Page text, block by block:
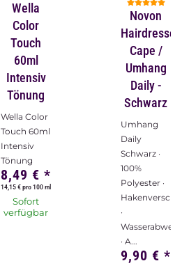
Wella
Color
Touch
60ml
Intensiv
Tönung
Wella Color
Touch 60ml
Intensiv
Tönung
8,49 € *
14,15 € pro 100 ml
Sofort
verfügbar
Novon
Hairdresser
Cape /
Umhang
Daily -
Schwarz
Umhang
Daily
Schwarz ·
100%
Polyester ·
·
· A...
9,90 € *